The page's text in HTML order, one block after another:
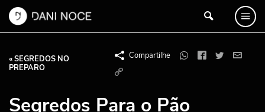
« SEGREDOS NO
PREPARO
Compartilhe
Segredos Para o Pão